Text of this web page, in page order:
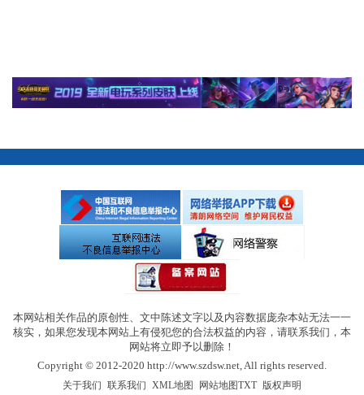
本网站相关作品的原创性、文中陈述文字以及内容数据庞杂本站无法一一
核实，如果您发现本网站上有侵犯您的合法权益的内容，请联系我们，本
网站将立即予以删除！
Copyright © 2012-2020 http://www.szdsw.net, All rights reserved.
关于我们 联系我们 XML地图 网站地图TXT| 版权声明